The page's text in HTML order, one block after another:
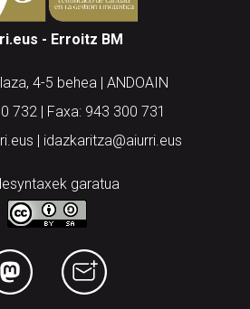
- Erroitz BM
4-5 behea | ANDOAIN
732 | Faxa: 943 300 731
| idazkaritza@aiurri.eus
garatua